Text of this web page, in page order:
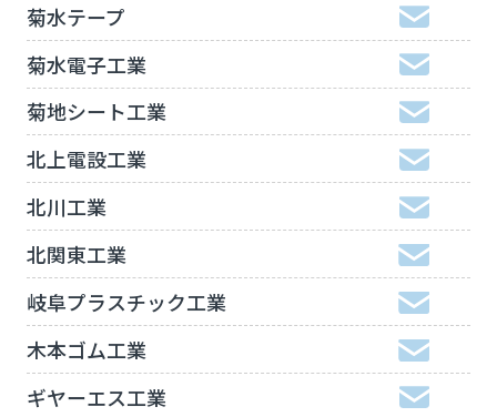
菊水テープ
菊水電子工業
菊地シート工業
北上電設工業
北川工業
北関東工業
岐阜プラスチック工業
木本ゴム工業
ギヤーエス工業